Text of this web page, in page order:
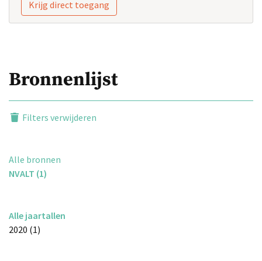
Krijg direct toegang
Bronnenlijst
Filters verwijderen
Alle bronnen
NVALT (1)
Alle jaartallen
2020 (1)